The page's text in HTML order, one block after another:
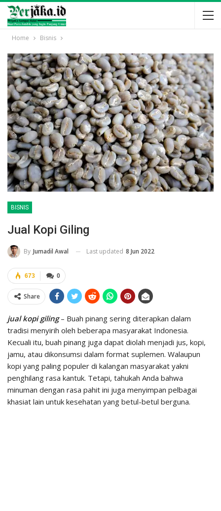
Home Bisnis
BISNIS
Jual Kopi Giling
By Jumadil Awal Last updated 8 Jun 2022
0
673
Share
jual kopi giling– Buah pinang sering diterapkan dalam
tradisi menyirih oleh beberapa masyarakat Indonesia.
Kecuali itu, buah pinang juga dapat diolah menjadi jus, kopi,
jamu, atau dikonsumsi dalam format suplemen. Walaupun
kopi yang paling populer di kalangan masyarakat yakni
penghilang rasa kantuk. Tetapi, tahukah Anda bahwa
minuman dengan rasa pahit ini juga menyimpan pelbagai
khasiat lain untuk kesehatan yang betul-betul berguna.